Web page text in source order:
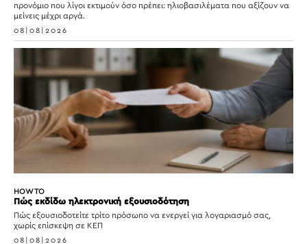
προνόμιο που λίγοι εκτιμούν όσο πρέπει: ηλιοβασιλέματα που αξίζουν να
μείνεις μέχρι αργά.
08|08|2026
HOW TO
Πώς εκδίδω ηλεκτρονική εξουσιοδότηση
Πώς εξουσιοδοτείτε τρίτο πρόσωπο να ενεργεί για λογαριασμό σας,
χωρίς επίσκεψη σε ΚΕΠ
08|08|2026